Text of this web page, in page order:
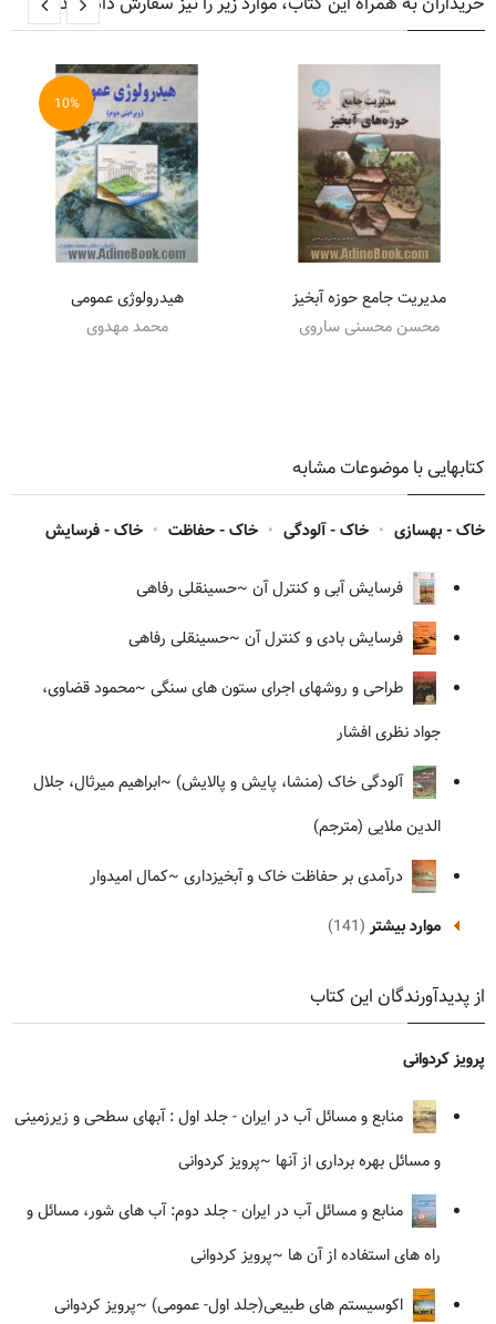
مدیریت جامع حوزه آبخیز
محسن محسنی ساروی
10%
هیدرولوژی عمومی
محمد مهدوی
کتابهایی با موضوعات مشابه
خاک - بهسازی • خاک - آلودگی • خاک - حفاظت • خاک - فرسایش
فرسایش آبی و کنترل آن ~حسینقلی رفاهی
فرسایش بادی و کنترل آن ~حسینقلی رفاهی
طراحی و روشهای اجرای ستون های سنگی ~محمود قضاوی،
جواد نظری افشار
آلودگی خاک (منشا، پایش و پالایش) ~ابراهیم میرثال، جلال
الدین ملایی (مترجم)
درآمدی بر حفاظت خاک و آبخیزداری ~کمال امیدوار
موارد بیشتر (141)
از پدیدآورندگان این کتاب
پرویز کردوانی
منابع و مسائل آب در ایران - جلد اول : آبهای سطحی و زیرزمینی
و مسائل بهره برداری از آنها ~پرویز کردوانی
منابع و مسائل آب در ایران - جلد دوم: آب های شور، مسائل و
راه های استفاده از آن ها ~پرویز کردوانی
اکوسیستم های طبیعی(جلد اول- عمومی) ~پرویز کردوانی